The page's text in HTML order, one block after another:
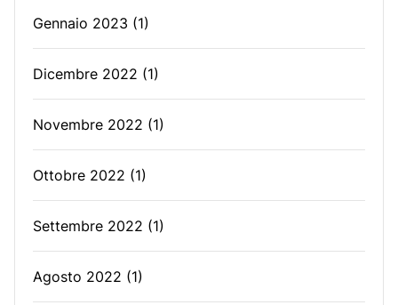
Gennaio 2023 (1)
Dicembre 2022 (1)
Novembre 2022 (1)
Ottobre 2022 (1)
Settembre 2022 (1)
Agosto 2022 (1)